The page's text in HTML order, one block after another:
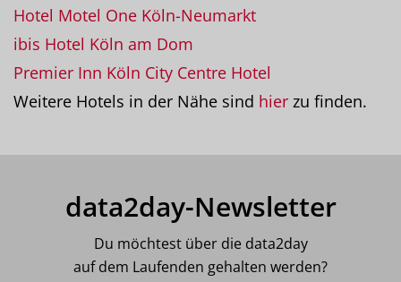
Hotel Motel One Köln-Neumarkt
ibis Hotel Köln am Dom
Premier Inn Köln City Centre Hotel
Weitere Hotels in der Nähe sind hier zu finden.
data2day-Newsletter
Du möchtest über die data2day
auf dem Laufenden gehalten werden?